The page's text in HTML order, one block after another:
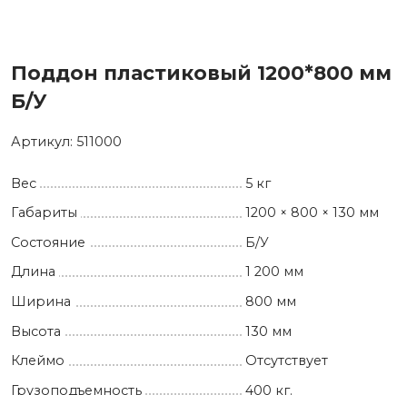
Поддон пластиковый 1200*800 мм
Б/У
Артикул: 511000
Вес
5 кг
Габариты
1200 × 800 × 130 мм
Состояние
Б/У
Длина
1 200 мм
Ширина
800 мм
Высота
130 мм
Клеймо
Отсутствует
Грузоподъемность
400 кг.